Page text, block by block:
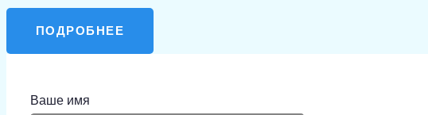
ПОДРОБНЕЕ
Ваше имя